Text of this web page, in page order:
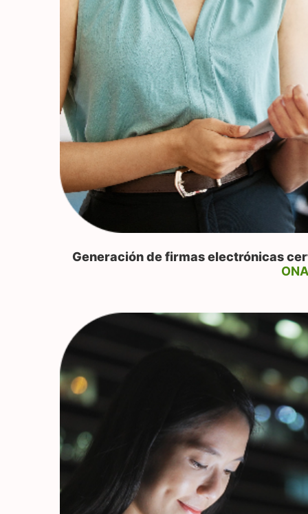
Generación de firmas electrónicas